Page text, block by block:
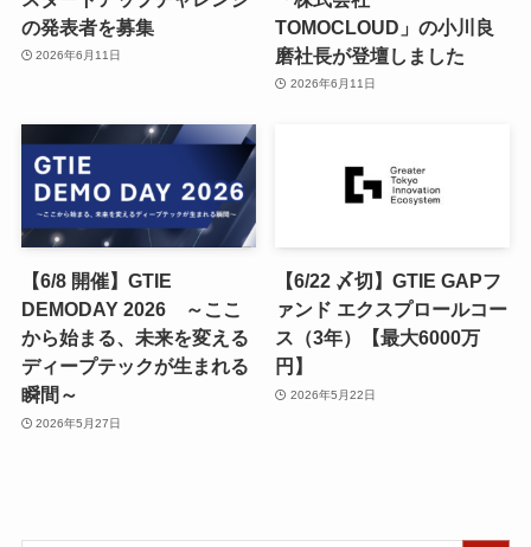
の発表者を募集
2026年6月11日
TOMOCLOUD」の小川良
磨社長が登壇しました
2026年6月11日
【6/8 開催】GTIE
DEMODAY 2026 ～ここ
から始まる、未来を変える
ディープテックが生まれる
瞬間～
2026年5月27日
【6/22 〆切】GTIE GAPフ
ァンド エクスプロールコー
ス（3年）【最大6000万
円】
2026年5月22日